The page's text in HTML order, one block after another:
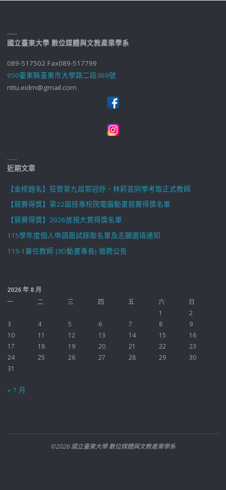
國立臺東大學 數位媒體與文教產業學系
089-517502 Fax089-517799
950臺東縣臺東市大學路二段369號
nttu.eidm@gmail.com
近期文章
【金榜題名】狂賀第九屆郭冠妤、林莉芸同學考取正式教師
【競賽得獎】第22屆技專校院電腦動畫競賽得獎名單
【競賽得獎】2026放視大賞得獎名單
115學年度個人申請面試錄取名單及志願選填通知
115-1兼任教師 (3D動畫專長) 徵聘公告
2026 年 8 月
一
二 三 四 五 六
日
1
2
3
4 5 6 7 8
9
10
11 12 13 14 15
16
17
18 19 20 21 22
23
24
25 26 27 28 29
30
31
« 7 月
©2026 國立臺東大學 數位媒體與文教產業學系